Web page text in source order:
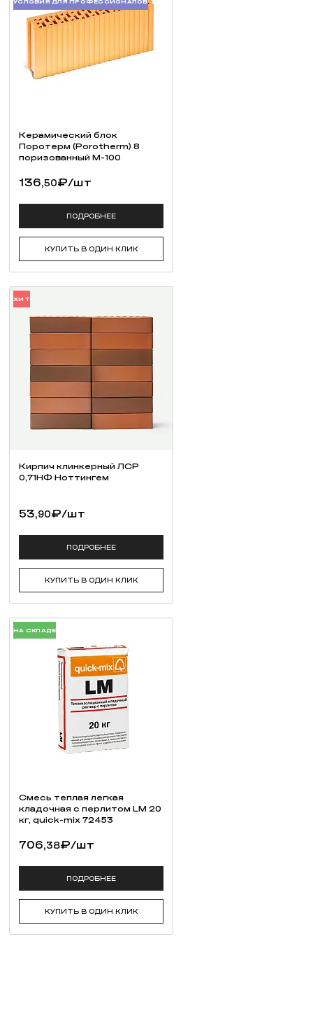
УСЛОВИЯ ДЛЯ ПРОФЕССИОНАЛОВ
Керамический блок
Поротерм (Porotherm) 8
поризованный М-100
136,50₽/шт
ПОДРОБНЕЕ
КУПИТЬ В ОДИН КЛИК
ХИТ
Кирпич клинкерный ЛСР
0,71НФ Ноттингем
53,90₽/шт
ПОДРОБНЕЕ
КУПИТЬ В ОДИН КЛИК
НА СКЛАДЕ
Смесь теплая легкая
кладочная с перлитом LM 20
кг, quick-mix 72453
706,38₽/шт
ПОДРОБНЕЕ
КУПИТЬ В ОДИН КЛИК